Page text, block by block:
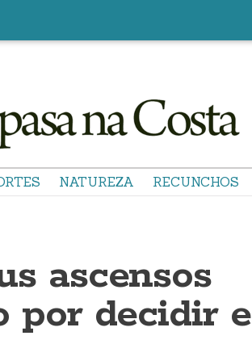
NATUREZA RECUNCHOS
ascensos
por decidir e